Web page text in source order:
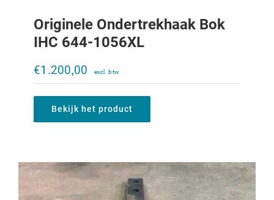
Originele Ondertrekhaak Bok
IHC 644-1056XL
€1.200,00
Bekijk het product
€395,00